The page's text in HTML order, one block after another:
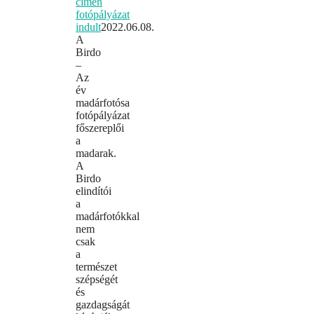
fotópályázat
indult2022.06.08.
A
Birdo
–
Az
év
madárfotósa
fotópályázat
főszereplői
a
madarak.
A
Birdo
elindítói
a
madárfotókkal
nem
csak
a
természet
szépségét
és
gazdagságát